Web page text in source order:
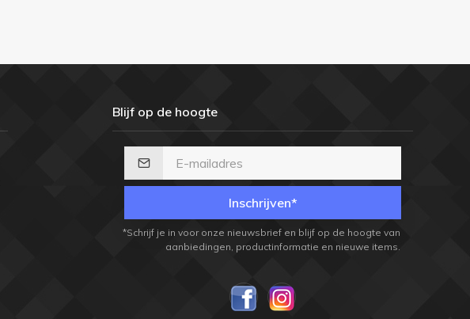
Blijf op de hoogte
Inschrijven*
*Schrijf je in voor onze nieuwsbrief en blijf op de hoogte van
aanbiedingen, productinformatie en nieuwe items.